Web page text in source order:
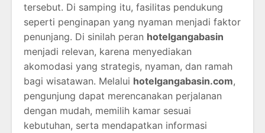
tersebut. Di samping itu, fasilitas pendukung
seperti penginapan yang nyaman menjadi faktor
penunjang. Di sinilah peran hotelgangabasin
menjadi relevan, karena menyediakan
akomodasi yang strategis, nyaman, dan ramah
bagi wisatawan. Melalui hotelgangabasin.com,
pengunjung dapat merencanakan perjalanan
dengan mudah, memilih kamar sesuai
kebutuhan, serta mendapatkan informasi